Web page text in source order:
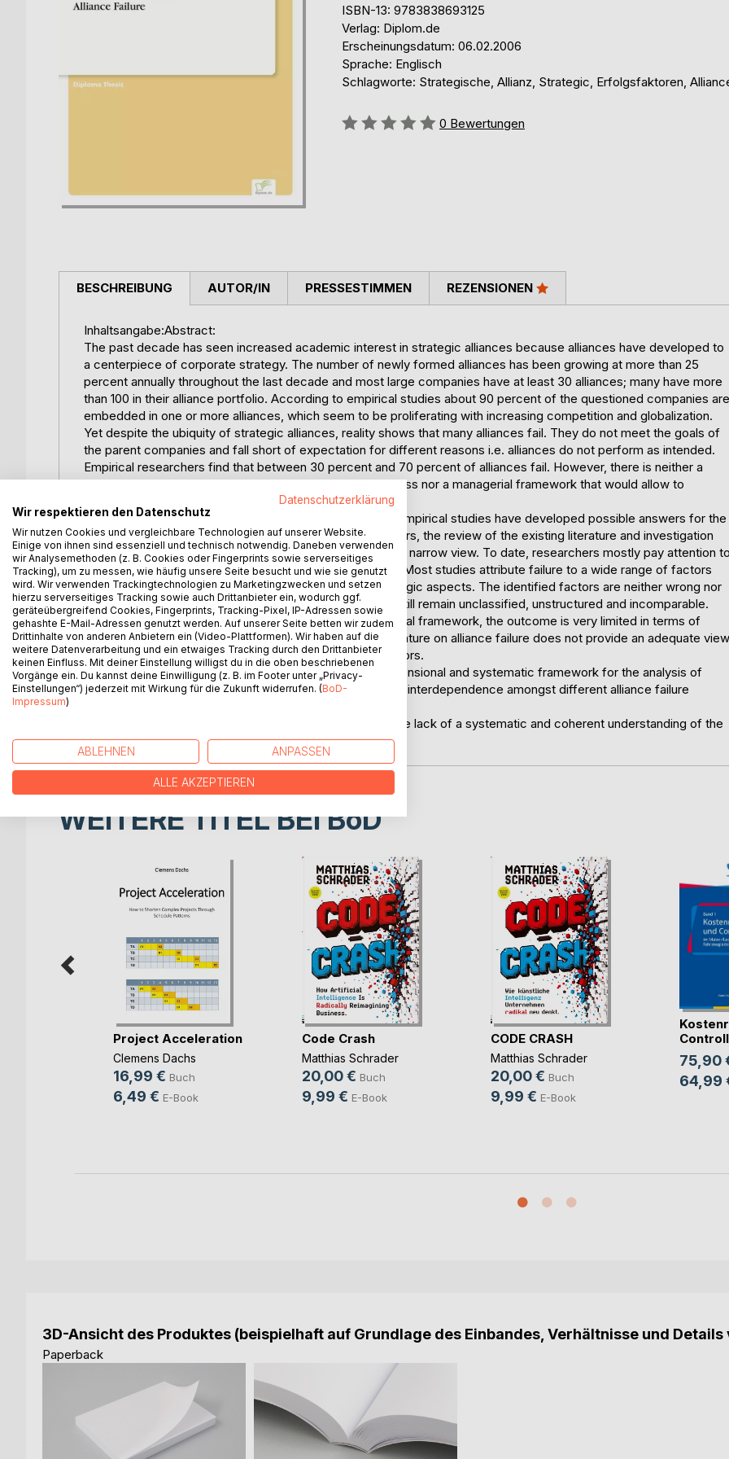
ISBN-13: 9783838693125
Verlag: Diplom.de
Erscheinungsdatum: 06.02.2006
Sprache: Englisch
Schlagworte: Strategische, Allianz, Strategic, Erfolgsfaktoren,
Bewertung::
0 Bewertungen
BESCHREIBUNG
Inhaltsangabe:Abstract:
The past decade has seen increased academic interest in strategic alliances because alliances have developed to
a centerpiece of corporate strategy. The number of newly formed alliances has been growing at more than 25
percent annually throughout the last decade and most large companies have at least 30 alliances; many have more
than 100 in their alliance portfolio. According to empirical studies about 90 percent of the questioned companies are
embedded in one or more alliances, which seem to be proliferating with increasing competition and globalization.
Yet despite the ubiquity of strategic alliances, reality shows that many alliances fail. They do not meet the goals of
the parent companies and fall short of expectation for different reasons i.e. alliances do not perform as intended.
Empirical researchers find that between 30 percent and 70 percent of alliances fail. However, there is neither a
comprehensiv understanding of alliance failure and success nor a managerial framework that would allow to
Although a number of theoretical approaches as well as empirical studies have developed possible answers for the
understanding of alliance failure by examining single factors, the review of the existing literature and investigation
into the different theories shows that the reasoning is of a narrow view. To date, researchers mostly pay attention to
individual aspects, but do not hold a holistic perspective. Most studies attribute failure to a wide range of factors
including cultural, technical, financial, structural, and strategic aspects. The identified factors are neither wrong nor
right but based on different assumptions and views that still remain unclassified, unstructured and incomparable.
Due to overlaps, imprecise terms and a missing conceptual framework, the outcome is very limited in terms of
explanation of alliance failure and success. Thus, the literature on alliance failure does not provide an adequate view
of the interdependence and system of the identified factors.
Furthermore, researchers have not developed a multidimensional and systematic framework for the analysis of
alliance failure and success so far. The importance of the interdependence amongst different alliance failure
Due to the high rate of failure of strategic alliances and the lack of a systematic and coherent understanding of the
influencing factors of failure, […]
AUTOR/IN PRESSESTIMMEN REZENSIONEN
WEITERE TITEL BEIBoD
Project Acceleration
Clemens Dachs
16,99 € Buch
6,49 € E-Book
Code Crash
Matthias Schrader
20,00 € Buch
9,99 € E-Book
CODE CRASH
Matthias Schrader
20,00 € Buch
9,99 € E-Book
75,90
64,99
3D-Ansicht des Produktes (beispielhaft auf Grundlage des Einbandes, Verhältnisse und
Paperback
Datenschutzerklärung
Wir respektieren den Datenschutz
Wir nutzen Cookies und vergleichbare Technologien auf unserer Website.
Einige von ihnen sind essenziell und technisch notwendig. Daneben verwenden
wir Analysemethoden (z. B. Cookies oder Fingerprints sowie serverseitiges
Tracking), um zu messen, wie häufig unsere Seite besucht und wie sie genutzt
wird. Wir verwenden Trackingtechnologien zu Marketingzwecken und setzen
hierzu serverseitiges Tracking sowie auch Drittanbieter ein, wodurch ggf.
geräteübergreifend Cookies, Fingerprints, Tracking-Pixel, IP-Adressen sowie
gehashte E-Mail-Adressen genutzt werden. Auf unserer Seite betten wir zudem
Drittinhalte von anderen Anbietern ein (Video-Plattformen). Wir haben auf die
weitere Datenverarbeitung und ein etwaiges Tracking durch den Drittanbieter
keinen Einfluss. Mit deiner Einstellung willigst du in die oben beschriebenen
Vorgänge ein. Du kannst deine Einwilligung (z. B. im Footer unter „Privacy-
Einstellungen“) jederzeit mit Wirkung für die Zukunft widerrufen. (BoD-
Impressum)
ABLEHNEN ANPASSEN
ALLE AKZEPTIEREN